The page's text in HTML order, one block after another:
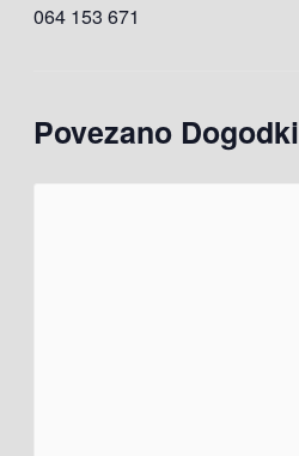
064 153 671
Povezano Dogodki